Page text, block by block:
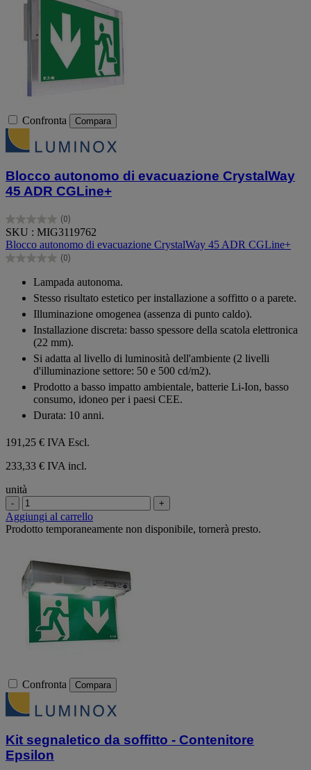
Confronta Compara
Blocco autonomo di evacuazione CrystalWay
45 ADR CGLine+
(0)
0.0
su
5
stelle.
SKU : MIG3119762
Blocco autonomo di evacuazione CrystalWay 45 ADR CGLine+
(0)
0.0
stelle.
Lampada autonoma.
Stesso risultato estetico per installazione a soffitto o a parete.
Illuminazione omogenea (assenza di punto caldo).
Installazione discreta: basso spessore della scatola elettronica
(22 mm).
Si adatta al livello di luminosità dell'ambiente (2 livelli
d'illuminazione settore: 50 e 500 cd/m2).
Prodotto a basso impatto ambientale, batterie Li-Ion, basso
consumo, idoneo per i paesi CEE.
Durata: 10 anni.
191,25 € IVA Escl.
233,33 € IVA incl.
unità
- +
Aggiungi al carrello
Prodotto temporaneamente non disponibile, tornerà presto.
Confronta Compara
Kit segnaletico da soffitto - Contenitore
Epsilon